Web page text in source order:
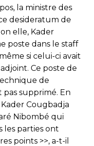
la ministre des
desideratum de
elle, Kader
poste dans le staff
si celui-ci avait
Ce poste de
de
pas supprimé. En
Cougbadja
Nibombé qui
les parties ont
points >>, a-t-il